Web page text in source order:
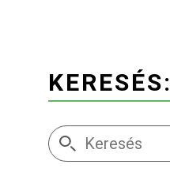
KERESÉS: